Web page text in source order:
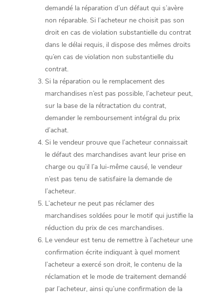
demandé la réparation d’un défaut qui s’avère
non réparable. Si l’acheteur ne choisit pas son
droit en cas de violation substantielle du contrat
dans le délai requis, il dispose des mêmes droits
qu’en cas de violation non substantielle du
contrat.
Si la réparation ou le remplacement des
marchandises n’est pas possible, l’acheteur peut,
sur la base de la rétractation du contrat,
demander le remboursement intégral du prix
d’achat.
Si le vendeur prouve que l’acheteur connaissait
le défaut des marchandises avant leur prise en
charge ou qu’il l’a lui-même causé, le vendeur
n’est pas tenu de satisfaire la demande de
l’acheteur.
L’acheteur ne peut pas réclamer des
marchandises soldées pour le motif qui justifie la
réduction du prix de ces marchandises.
Le vendeur est tenu de remettre à l’acheteur une
confirmation écrite indiquant à quel moment
l’acheteur a exercé son droit, le contenu de la
réclamation et le mode de traitement demandé
par l’acheteur, ainsi qu’une confirmation de la